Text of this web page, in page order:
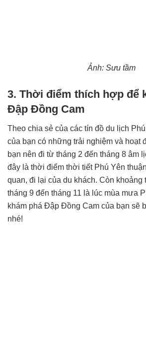
Ảnh: Sưu tầm
3. Thời điểm thích hợp để
Đập Đồng Cam
Theo chia sẻ của các tín đồ du lịch
của bạn có những trải nghiệm và hoạt
bạn nên đi từ tháng 2 đến tháng 8 âm
đây là thời điểm thời tiết Phú Yên
quan, đi lại của du khách. Còn
tháng 9 đến tháng 11 là lúc mùa mưa
khám phá Đập Đồng Cam của bạn sẽ
nhé!